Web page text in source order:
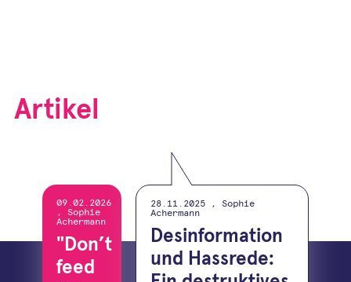
Artikel
09.02.2026
, Sophie
Achermann
"Don’t
feed
28.11.2025 , Sophie
Achermann
Desinformation
und Hassrede: